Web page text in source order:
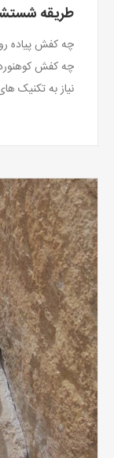
طریقه
چه کفش پیاده
چه کفش
نیاز به تکنیک